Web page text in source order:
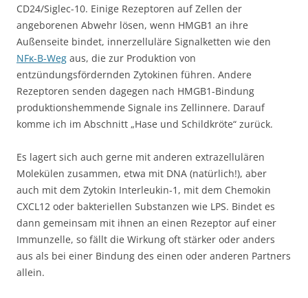
CD24/Siglec-10. Einige Rezeptoren auf Zellen der
angeborenen Abwehr lösen, wenn HMGB1 an ihre
Außenseite bindet, innerzelluläre Signalketten wie den
NFκ-B-Weg aus, die zur Produktion von
entzündungsfördernden Zytokinen führen. Andere
Rezeptoren senden dagegen nach HMGB1-Bindung
produktionshemmende Signale ins Zellinnere. Darauf
komme ich im Abschnitt „Hase und Schildkröte“ zurück.
Es lagert sich auch gerne mit anderen extrazellulären
Molekülen zusammen, etwa mit DNA (natürlich!), aber
auch mit dem Zytokin Interleukin-1, mit dem Chemokin
CXCL12 oder bakteriellen Substanzen wie LPS. Bindet es
dann gemeinsam mit ihnen an einen Rezeptor auf einer
Immunzelle, so fällt die Wirkung oft stärker oder anders
aus als bei einer Bindung des einen oder anderen Partners
allein.